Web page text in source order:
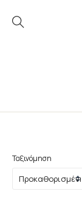
Ταξινόμηση